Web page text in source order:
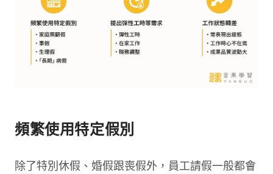
頻繁使用特定假別
除了特別休假、婚假跟喪假外，員工請假一般都會